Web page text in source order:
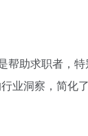
帮助求职者，
业洞察，简化